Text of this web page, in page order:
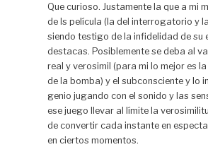
Que curioso. Justamente la que a mi
de ls película (la del interrogatorio y
siendo testigo de la infidelidad de su
destacas. Posiblemente se deba al
real y verosimil (para mi lo mejor es
de la bomba) y el subconsciente y lo
genio jugando con el sonido y las
ese juego llevar al límite la
de convertir cada instante en
en ciertos momentos.